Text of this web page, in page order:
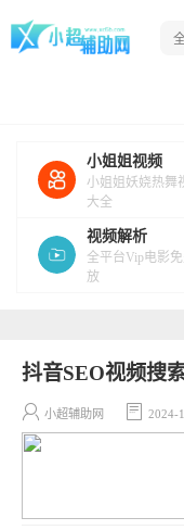
小姐姐视频
小姐姐妖娆热舞
大全
视频解析
全平台Vip电影
放
抖音SEO视频搜
小超辅助网 2024-